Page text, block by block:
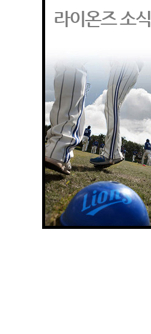
라이온즈 소식